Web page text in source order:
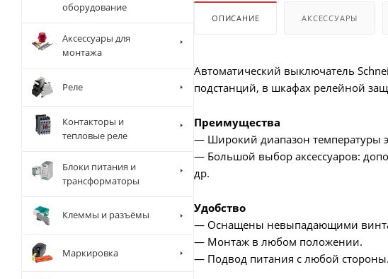
ОПИСАНИЕ АКСЕССУАРЫ
Автоматический выключатель
подстанций, в шкафах релейной
Преимущества
— Широкий диапазон температуры
— Большой выбор аксессуаров:
др.
Удобство
— Оснащены невыпадающими
— Монтаж в любом положении.
— Подвод питания с любой стороны.
оборудование
Аксессуары для
монтажа
Реле
Контакторы и
тепловые реле
Блоки питания и
трансформаторы
Клеммы и разъёмы
Маркировка